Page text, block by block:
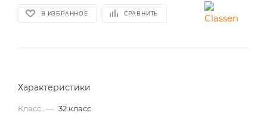
В ИЗБРАННОЕ СРАВНИТЬ
Характеристики
Класс — 32 класс